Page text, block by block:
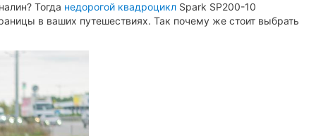
Тогда недорогой квадроцикл Spark SP200-10
в ваших путешествиях. Так почему же стоит выбрать